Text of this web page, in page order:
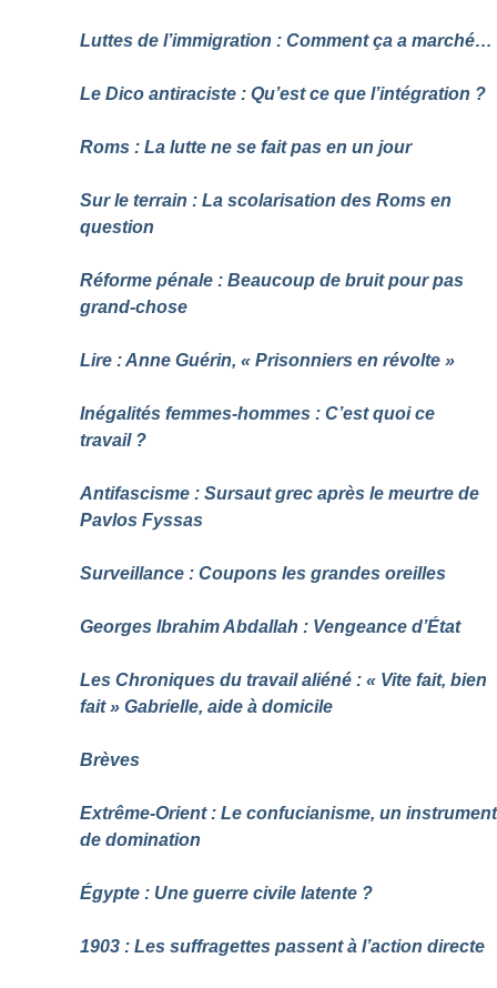
Luttes de l’immigration : Comment ça a marché…
Le Dico antiraciste : Qu’est ce que l’intégration ?
Roms : La lutte ne se fait pas en un jour
Sur le terrain : La scolarisation des Roms en
question
Réforme pénale : Beaucoup de bruit pour pas
grand-chose
Lire : Anne Guérin, « Prisonniers en révolte »
Inégalités femmes-hommes : C’est quoi ce
travail ?
Antifascisme : Sursaut grec après le meurtre de
Pavlos Fyssas
Surveillance : Coupons les grandes oreilles
Georges Ibrahim Abdallah : Vengeance d’État
Les Chroniques du travail aliéné : « Vite fait, bien
fait » Gabrielle, aide à domicile
Brèves
Extrême-Orient : Le confucianisme, un instrument
de domination
Égypte : Une guerre civile latente ?
1903 : Les suffragettes passent à l’action directe